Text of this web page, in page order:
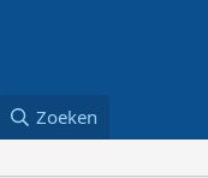
Zoeken